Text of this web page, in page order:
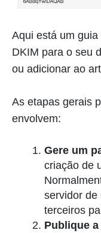
Aqui está um
DKIM para o seu
ou adicionar ao
As etapas gerais
envolvem:
Gere um
criação de
servidor de
terceiros
Publique